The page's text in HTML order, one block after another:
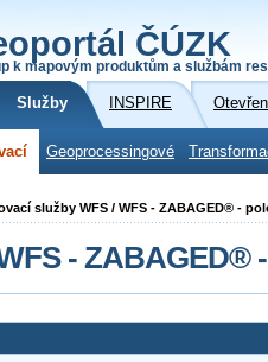
ČÚZK
k mapovým produktům a službám
Služby INSPIRE
Geoprocessingové
služby WFS / WFS - ZABAGED® -
- ZABAGED®